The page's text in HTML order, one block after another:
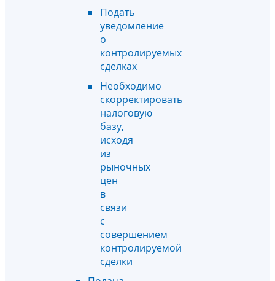
Подать
уведомление
о
контролируемых
сделках
Необходимо
скорректировать
налоговую
базу,
исходя
из
рыночных
цен
в
связи
с
совершением
контролируемой
сделки